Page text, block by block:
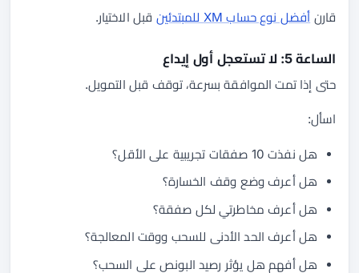
قارن أفضل نوع حساب XM للمبتدئين قبل الاختيار.
الساعة 5: لا تستعجل أول إيداع
حتى إذا تمت الموافقة بسرعة، توقف قبل التمويل.
اسأل:
هل نفذت 10 صفقات تجريبية على الأقل؟
هل أعرف وضع وقف الخسارة؟
هل أعرف مخاطرتي لكل صفقة؟
هل أعرف الحد الأدنى للسحب ووقت المعالجة؟
هل أفهم هل يؤثر رصيد البونص على السحب؟